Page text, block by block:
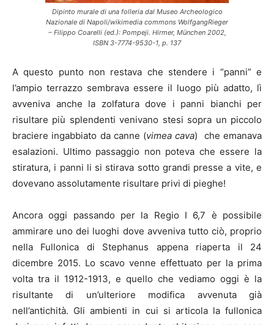
Dipinto murale di una folleria dal Museo Archeologico
Nazionale di Napoli/wikimedia commons WolfgangRieger
– Filippo Coarelli (ed.): Pompeji. Hirmer, München 2002,
ISBN 3-7774-9530-1, p. 137
A questo punto non restava che stendere i “panni” e
l’ampio terrazzo sembrava essere il luogo più adatto, lì
avveniva anche la zolfatura dove i panni bianchi per
risultare più splendenti venivano stesi sopra un piccolo
braciere ingabbiato da canne (vimea cava) che emanava
esalazioni. Ultimo passaggio non poteva che essere la
stiratura, i panni li si stirava sotto grandi presse a vite, e
dovevano assolutamente risultare privi di pieghe!
Ancora oggi passando per la Regio I 6,7 è possibile
ammirare uno dei luoghi dove avveniva tutto ciò, proprio
nella Fullonica di Stephanus appena riaperta il 24
dicembre 2015. Lo scavo venne effettuato per la prima
volta tra il 1912-1913, e quello che vediamo oggi è la
risultante di un’ulteriore modifica avvenuta già
nell’antichità. Gli ambienti in cui si articola la fullonica